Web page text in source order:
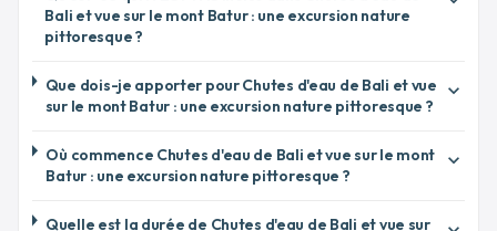
Bali et vue sur le mont Batur : une excursion nature
pittoresque ?
Que dois-je apporter pour Chutes d'eau de Bali et vue
sur le mont Batur : une excursion nature pittoresque ?
expand_more
Où commence Chutes d'eau de Bali et vue sur le mont
Batur : une excursion nature pittoresque ?
expand_more
Quelle est la durée de Chutes d'eau de Bali et vue sur